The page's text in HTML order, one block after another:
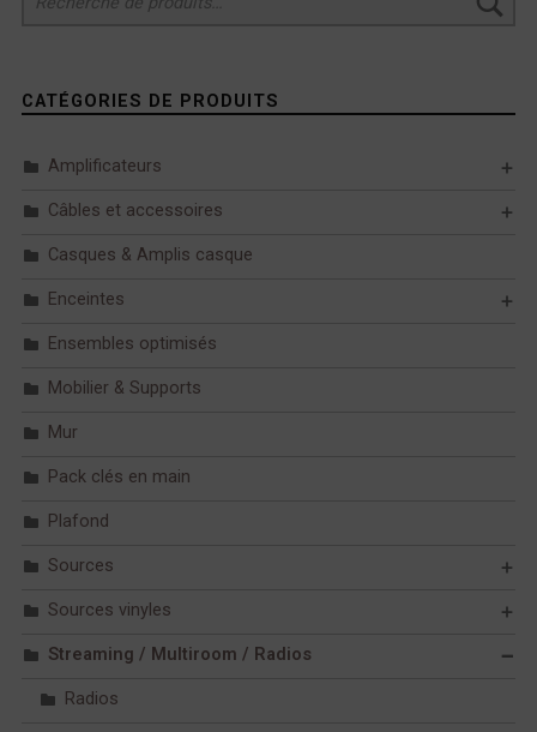
CATÉGORIES DE PRODUITS
Amplificateurs
Câbles et accessoires
Casques & Amplis casque
Enceintes
Ensembles optimisés
Mobilier & Supports
Mur
Pack clés en main
Plafond
Sources
Sources vinyles
Streaming / Multiroom / Radios
Radios